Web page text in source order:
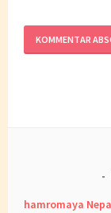
hamromaya